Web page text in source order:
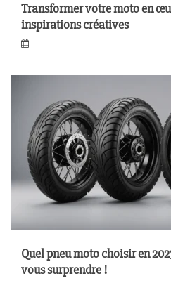
Transformer votre moto en
inspirations créatives
Quel pneu moto choisir en
vous surprendre !